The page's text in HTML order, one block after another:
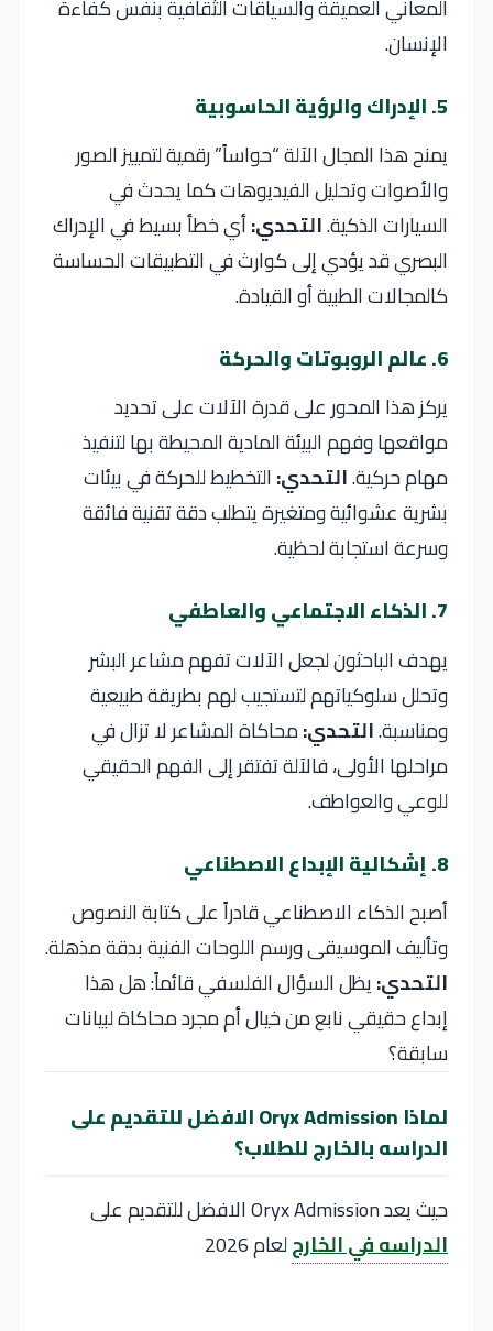
المعاني العميقة والسياقات الثقافية بنفس كفاءة
الإنسان.
5. الإدراك والرؤية الحاسوبية
يمنح هذا المجال الآلة “حواساً” رقمية لتمييز الصور
والأصوات وتحليل الفيديوهات كما يحدث في
السيارات الذكية.التحدي:أي خطأ بسيط في الإدراك
البصري قد يؤدي إلى كوارث في التطبيقات الحساسة
كالمجالات الطبية أو القيادة.
6. عالم الروبوتات والحركة
يركز هذا المحور على قدرة الآلات على تحديد
مواقعها وفهم البيئة المادية المحيطة بها لتنفيذ
مهام حركية.التحدي:التخطيط للحركة في بيئات
بشرية عشوائية ومتغيرة يتطلب دقة تقنية فائقة
وسرعة استجابة لحظية.
7. الذكاء الاجتماعي والعاطفي
يهدف الباحثون لجعل الآلات تفهم مشاعر البشر
وتحلل سلوكياتهم لتستجيب لهم بطريقة طبيعية
ومناسبة.التحدي:محاكاة المشاعر لا تزال في
مراحلها الأولى، فالآلة تفتقر إلى الفهم الحقيقي
للوعي والعواطف.
8. إشكالية الإبداع الاصطناعي
أصبح الذكاء الاصطناعي قادراً على كتابة النصوص
وتأليف الموسيقى ورسم اللوحات الفنية بدقة مذهلة.
التحدي:يظل السؤال الفلسفي قائماً: هل هذا
إبداع حقيقي نابع من خيال أم مجرد محاكاة لبيانات
سابقة؟
لماذا Oryx Admission الافضل للتقديم على
الدراسه بالخارج للطلاب؟
حيث يعد Oryx Admission الافضل للتقديم على
الدراسه في الخارجلعام 2026